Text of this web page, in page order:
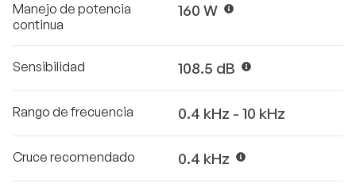
Manejo de potencia
continua
160 W
Sensibilidad 108.5 dB
Rango de frecuencia 0.4 kHz - 10 kHz
Cruce recomendado 0.4 kHz